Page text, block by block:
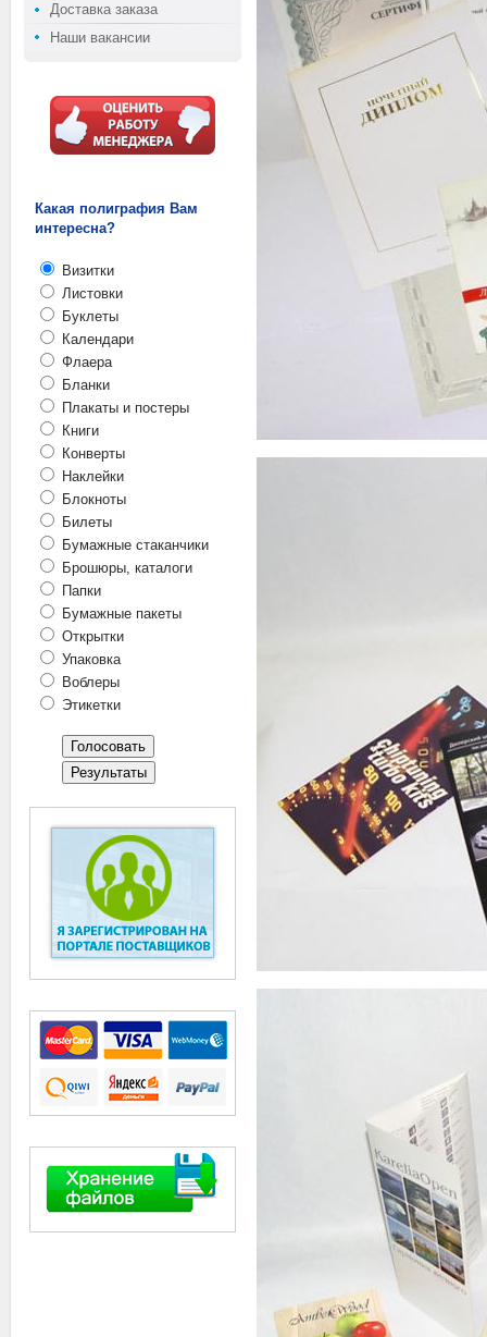
Доставка заказа
Наши вакансии
Какая полиграфия Вам
интересна?
Визитки
Листовки
Буклеты
Календари
Флаера
Бланки
Плакаты и постеры
Книги
Конверты
Наклейки
Блокноты
Билеты
Бумажные стаканчики
Брошюры, каталоги
Папки
Бумажные пакеты
Открытки
Упаковка
Воблеры
Этикетки